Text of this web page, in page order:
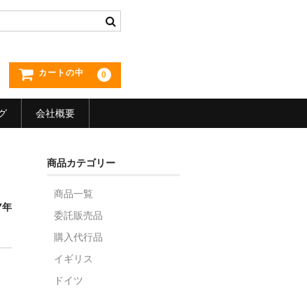
カートの中 0
会社概要
商品カテゴリー
商品一覧
委託販売品
購入代行品
イギリス
ドイツ